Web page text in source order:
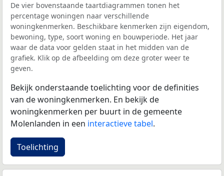
De vier bovenstaande taartdiagrammen tonen het
percentage woningen naar verschillende
woningkenmerken. Beschikbare kenmerken zijn eigendom,
bewoning, type, soort woning en bouwperiode. Het jaar
waar de data voor gelden staat in het midden van de
grafiek. Klik op de afbeelding om deze groter weer te
geven.
Bekijk onderstaande toelichting voor de definities
van de woningkenmerken. En bekijk de
woningkenmerken per buurt in de gemeente
Molenlanden in een interactieve tabel.
Toelichting